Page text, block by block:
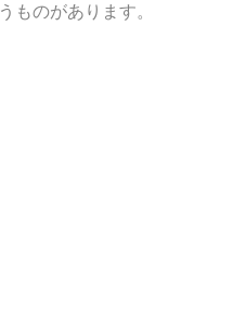
ものがあります。